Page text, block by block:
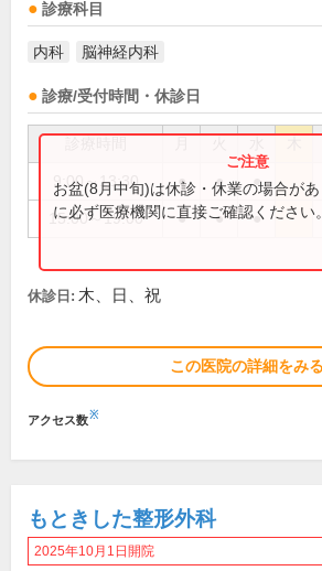
診療科目
内科 脳神経内科
診療/受付時間・休診日
9:00～13:30 ● ● ●
15:00～19:00 ● ● ●
お盆(8月中旬)は休診・休業の場合が
に必ず医療機関に直接ご確認ください。
休診日: 木、日、祝
この医院の詳細をみる
アクセス数※
もときした整形外科
2025年10月1日開院